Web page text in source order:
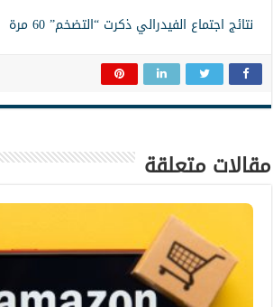
نتائج اجتماع الفيدرالي ذكرت “التضخم” 60 مرة
مقالات متعلقة